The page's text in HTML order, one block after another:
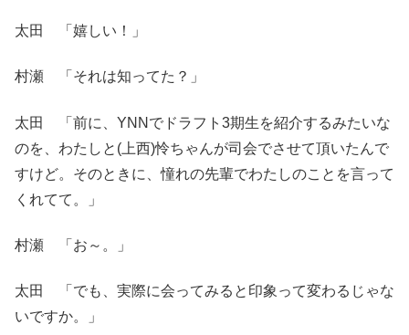
太田 「嬉しい！」
村瀬 「それは知ってた？」
太田 「前に、YNNでドラフト3期生を紹介するみたいな
のを、わたしと(上西)怜ちゃんが司会でさせて頂いたんで
すけど。そのときに、憧れの先輩でわたしのことを言って
くれてて。」
村瀬 「お～。」
太田 「でも、実際に会ってみると印象って変わるじゃな
いですか。」